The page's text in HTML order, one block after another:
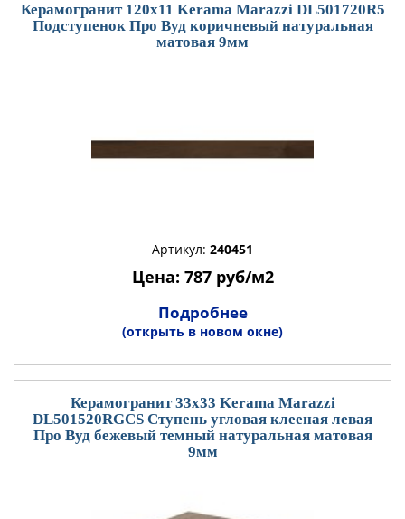
Керамогранит 120x11 Kerama Marazzi DL501720R5
Подступенок Про Вуд коричневый натуральная
матовая 9мм
Артикул: 240451
Цена: 787 руб/м2
Подробнее
(открыть в новом окне)
Керамогранит 33x33 Kerama Marazzi
DL501520RGCS Ступень угловая клееная левая
Про Вуд бежевый темный натуральная матовая
9мм